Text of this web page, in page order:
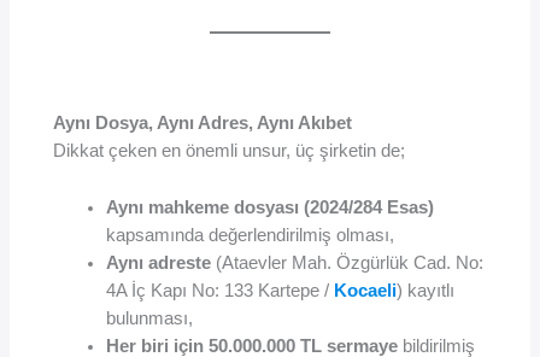
Aynı Dosya, Aynı Adres, Aynı Akıbet
Dikkat çeken en önemli unsur, üç şirketin de;
Aynı mahkeme dosyası (2024/284 Esas)
kapsamında değerlendirilmiş olması,
Aynı adreste (Ataevler Mah. Özgürlük Cad. No:
4A İç Kapı No: 133 Kartepe / Kocaeli) kayıtlı
bulunması,
Her biri için 50.000.000 TL sermaye bildirilmiş